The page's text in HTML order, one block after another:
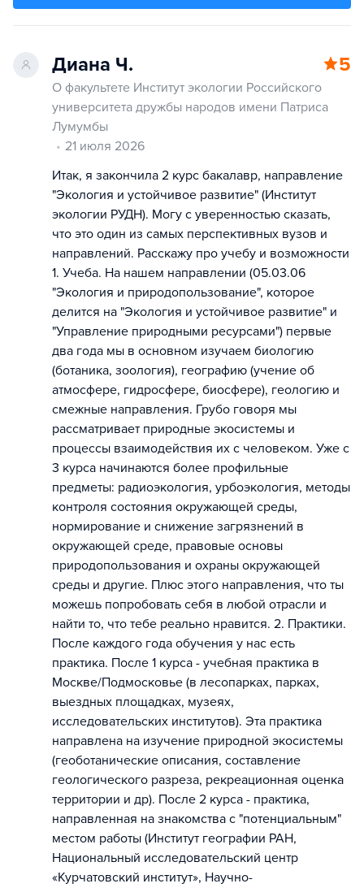
Диана Ч. 5
О факультете Институт экологии Российского
университета дружбы народов имени Патриса
Лумумбы
21 июля 2026
Итак, я закончила 2 курс бакалавр, направление
"Экология и устойчивое развитие" (Институт
экологии РУДН). Могу с уверенностью сказать,
что это один из самых перспективных вузов и
направлений. Расскажу про учебу и возможности
1. Учеба. На нашем направлении (05.03.06
"Экология и природопользование", которое
делится на "Экология и устойчивое развитие" и
"Управление природными ресурсами") первые
два года мы в основном изучаем биологию
(ботаника, зоология), географию (учение об
атмосфере, гидросфере, биосфере), геологию и
смежные направления. Грубо говоря мы
рассматривает природные экосистемы и
процессы взаимодействия их с человеком. Уже с
3 курса начинаются более профильные
предметы: радиоэкология, урбоэкология, методы
контроля состояния окружающей среды,
нормирование и снижение загрязнений в
окружающей среде, правовые основы
природопользования и охраны окружающей
среды и другие. Плюс этого направления, что ты
можешь попробовать себя в любой отрасли и
найти то, что тебе реально нравится. 2. Практики.
После каждого года обучения у нас есть
практика. После 1 курса - учебная практика в
Москве/Подмосковье (в лесопарках, парках,
выездных площадках, музеях,
исследовательских институтов). Эта практика
направлена на изучение природной экосистемы
(геоботанические описания, составление
геологического разреза, рекреационная оценка
территории и др). После 2 курса - практика,
направленная на знакомства с "потенциальным"
местом работы (Институт географии РАН,
Национальный исследовательский центр
«Курчатовский институт», Научно-